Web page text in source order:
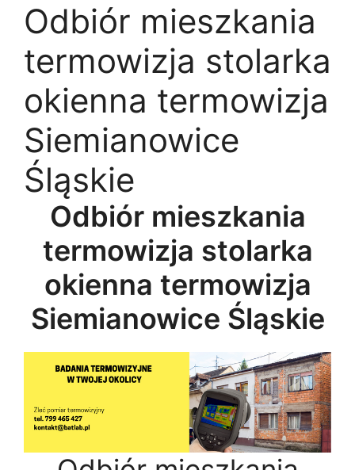
Odbiór mieszkania
termowizja stolarka
okienna termowizja
Siemianowice
Śląskie
Odbiór mieszkania
termowizja stolarka
okienna termowizja
Siemianowice Śląskie